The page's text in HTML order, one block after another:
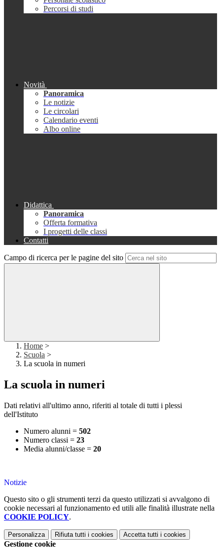
Percorsi di studi
Novità
Panoramica
Le notizie
Le circolari
Calendario eventi
Albo online
Didattica
Panoramica
Offerta formativa
I progetti delle classi
Contatti
Campo di ricerca per le pagine del sito
Home >
Scuola >
La scuola in numeri
La scuola in numeri
Dati relativi all'ultimo anno, riferiti al totale di tutti i plessi
dell'Istituto
Numero alunni = 502
Numero classi = 23
Media alunni/classe = 20
Notizie
Questo sito o gli strumenti terzi da questo utilizzati si avvalgono di
cookie necessari al funzionamento ed utili alle finalità illustrate nella
COOKIE POLICY.
Personalizza Rifiuta tutti i cookies Accetta tutti i cookies
Gestione cookie